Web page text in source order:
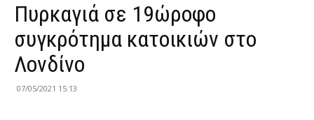
News
Πυρκαγιά σε 19ώροφο
συγκρότημα κατοικιών στο
Λονδίνο
07/05/2021 15:13